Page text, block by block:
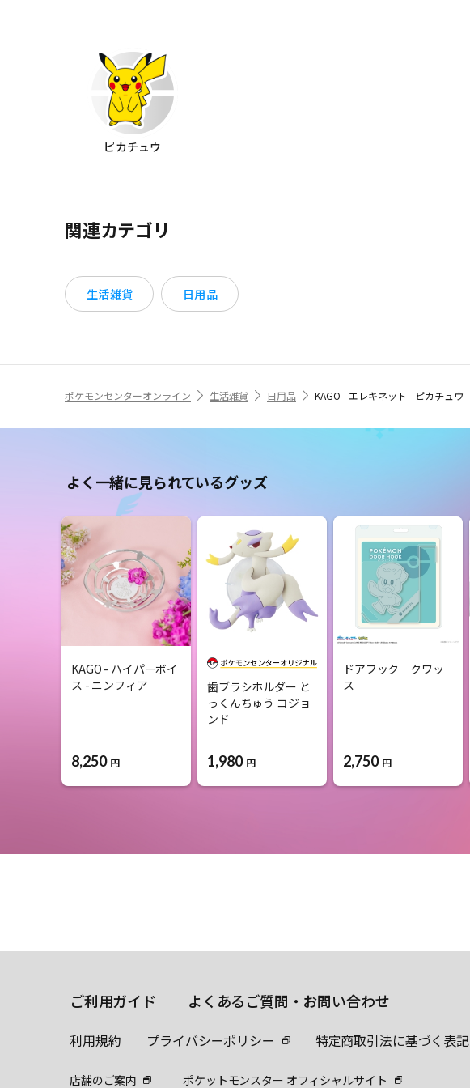
ピカチュウ
関連カテゴリ
生活雑貨 日用品
ポケモンセンターオンライン 生活雑貨 日用品 KAGO - エレキネット - ピカチュウ
よく一緒に見られているグッズ
KAGO - ハイパーボイ
ス - ニンフィア
8,250 円
歯ブラシホルダー と
っくんちゅう コジョ
ンド
1,980 円
ドアフック クワッ
ス
2,750 円
ご利用ガイド よくあるご質問・お問い合わせ
利用規約 プライバシーポリシー 特定商取引法に基づく表記
店舗のご案内 ポケットモンスター オフィシャルサイト